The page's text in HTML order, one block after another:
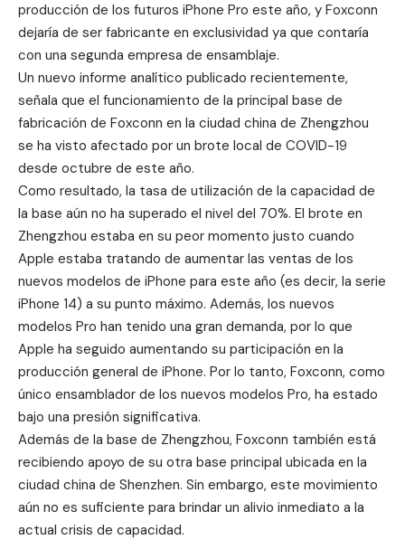
producción de los futuros iPhone Pro este año, y Foxconn
dejaría de ser fabricante en exclusividad ya que contaría
con una segunda empresa de ensamblaje.
Un nuevo informe analítico publicado recientemente,
señala que el funcionamiento de la principal base de
fabricación de Foxconn en la ciudad china de Zhengzhou
se ha visto afectado por un brote local de COVID-19
desde octubre de este año.
Como resultado, la tasa de utilización de la capacidad de
la base aún no ha superado el nivel del 70%. El brote en
Zhengzhou estaba en su peor momento justo cuando
Apple estaba tratando de aumentar las ventas de los
nuevos modelos de iPhone para este año (es decir, la serie
iPhone 14) a su punto máximo. Además, los nuevos
modelos Pro han tenido una gran demanda, por lo que
Apple ha seguido aumentando su participación en la
producción general de iPhone. Por lo tanto, Foxconn, como
único ensamblador de los nuevos modelos Pro, ha estado
bajo una presión significativa.
Además de la base de Zhengzhou, Foxconn también está
recibiendo apoyo de su otra base principal ubicada en la
ciudad china de Shenzhen. Sin embargo, este movimiento
aún no es suficiente para brindar un alivio inmediato a la
actual crisis de capacidad.